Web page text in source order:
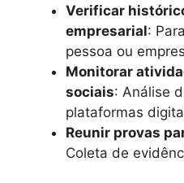
Verificar
empresarial:
pessoa ou
Monitorar
sociais: Análise
plataformas
Reunir provas
Coleta de